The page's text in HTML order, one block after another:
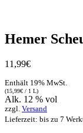
Hemer
11,99€
Enthält 19% MwSt.
(15,99€ / 1 L)
Alk. 12 % vol
zzgl. Versand
Lieferzeit: bis zu 7